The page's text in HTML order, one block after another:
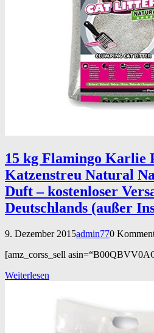
15 kg Flamingo Karlie
Katzenstreu Natural
Duft – kostenloser
Deutschlands (außer
9. Dezember 2015admin770
[amz_corss_sell
Weiterlesen